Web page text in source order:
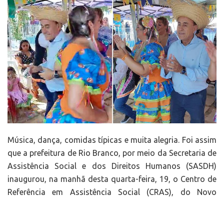
Música, dança, comidas típicas e muita alegria. Foi assim
que a prefeitura de Rio Branco, por meio da Secretaria de
Assistência Social e dos Direitos Humanos (SASDH)
inaugurou, na manhã desta quarta-feira, 19, o Centro de
Referência em Assistência Social (CRAS), do Novo